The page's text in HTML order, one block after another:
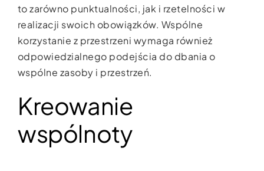
to zarówno punktualności, jak i rzetelności w
realizacji swoich obowiązków. Wspólne
korzystanie z przestrzeni wymaga również
odpowiedzialnego podejścia do dbania o
wspólne zasoby i przestrzeń.
Kreowanie
wspólnoty